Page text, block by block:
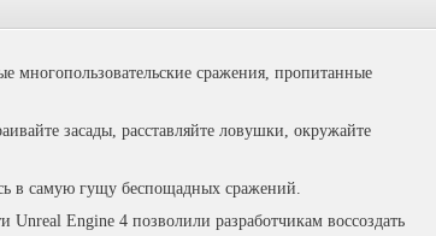
многопользовательские сражения, пропитанные
засады, расставляйте ловушки, окружайте
в самую гущу беспощадных сражений.
Unreal Engine 4 позволили разработчикам воссоздать